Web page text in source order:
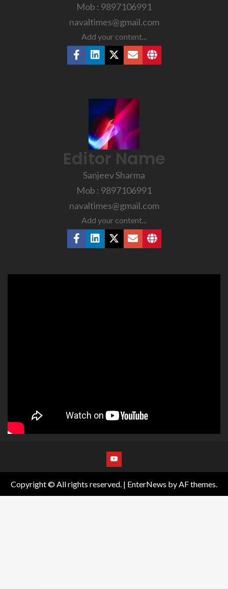
Mob : 9897106991
navaltimes@gmail.com
Add your content...
Editor Name
Sanjeev Sharma
Mob : 9897106991
navaltimes@gmail.com
Add your content...
Copyright © All rights reserved. | EnterNews by AF themes.